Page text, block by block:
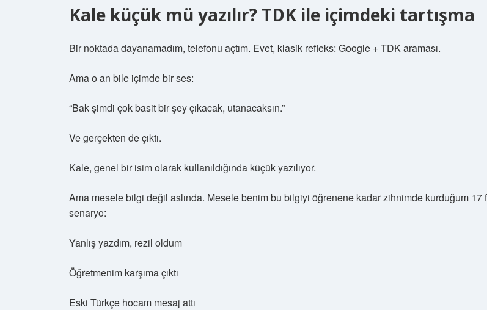
Kale küçük mü yazılır? TDK ile içimdeki tartışma
Bir noktada dayanamadım, telefonu açtım. Evet, klasik refleks: Google + TDK araması.
Ama o an bile içimde bir ses:
“Bak şimdi çok basit bir şey çıkacak, utanacaksın.”
Ve gerçekten de çıktı.
Kale, genel bir isim olarak kullanıldığında küçük yazılıyor.
Ama mesele bilgi değil aslında. Mesele benim bu bilgiyi öğrenene kadar zihnimde kurduğum 17
senaryo:
Yanlış yazdım, rezil oldum
Öğretmenim karşıma çıktı
Eski Türkçe hocam mesaj attı